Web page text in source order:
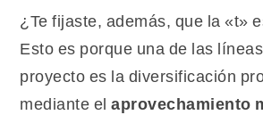
¿Te fijaste, además, que la «t»
Esto es porque una de las
proyecto es la diversificación
mediante elaprovechamiento